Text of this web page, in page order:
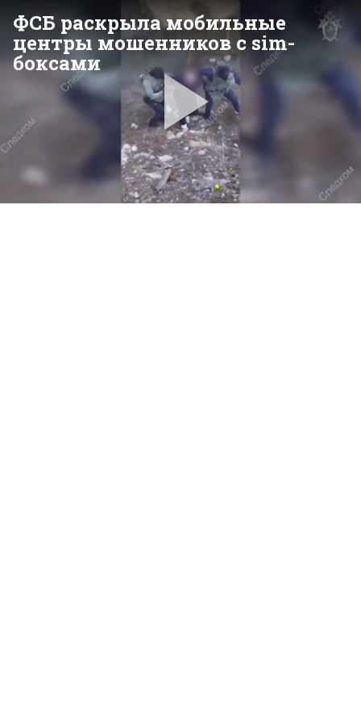
ФСБ раскрыла мобильные
центры мошенников с sim-
боксами